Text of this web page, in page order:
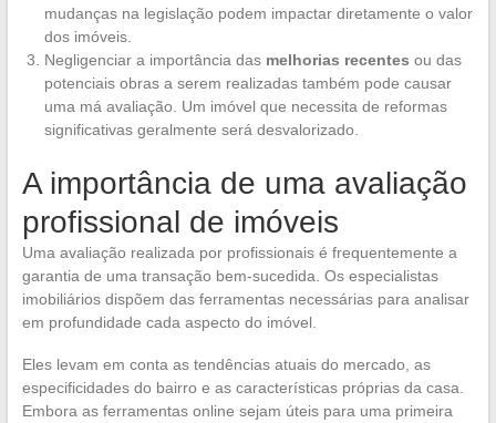
mudanças na legislação podem impactar diretamente o valor
dos imóveis.
Negligenciar a importância das melhorias recentes ou das
potenciais obras a serem realizadas também pode causar
uma má avaliação. Um imóvel que necessita de reformas
significativas geralmente será desvalorizado.
A importância de uma avaliação
profissional de imóveis
Uma avaliação realizada por profissionais é frequentemente a
garantia de uma transação bem-sucedida. Os especialistas
imobiliários dispõem das ferramentas necessárias para analisar
em profundidade cada aspecto do imóvel.
Eles levam em conta as tendências atuais do mercado, as
especificidades do bairro e as características próprias da casa.
Embora as ferramentas online sejam úteis para uma primeira